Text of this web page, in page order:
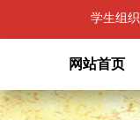
学生组织
网站首页